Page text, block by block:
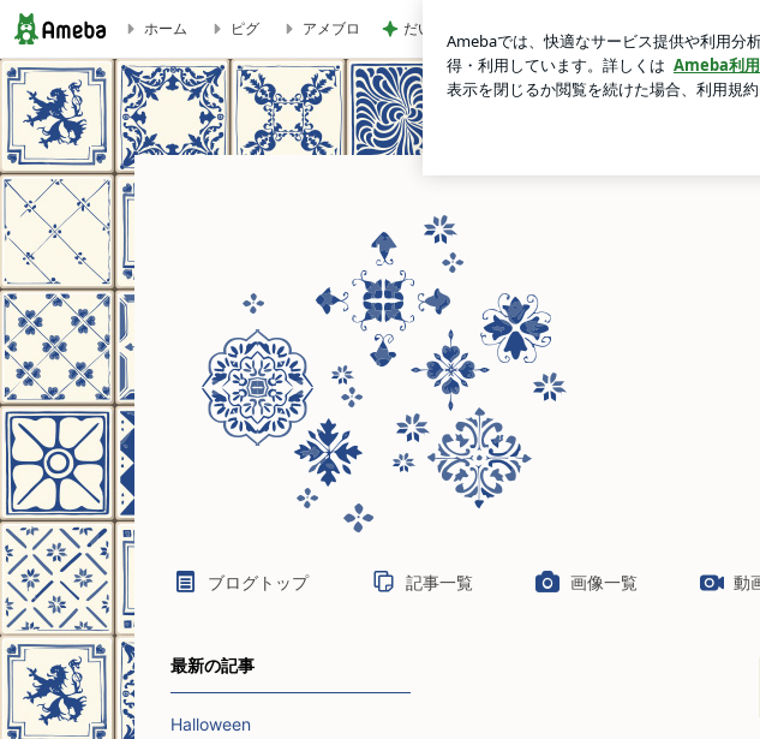
くらしきピアノ教室 pianista
ホーム ピグ アメブロ だいた 若い時にすべきだった事
ブログトップ 記事一覧 画像一覧 動
最新の記事
Halloween